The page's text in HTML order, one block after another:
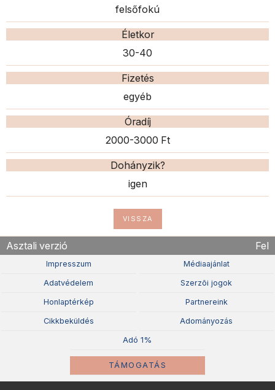
felsőfokú
Életkor
30-40
Fizetés
egyéb
Óradíj
2000-3000 Ft
Dohányzik?
igen
VISSZA
Asztali verzió Fel
Impresszum Médiaajánlat
Adatvédelem Szerzõi jogok
Honlaptérkép Partnereink
Cikkbeküldés Adományozás
Adó 1%
TÁMOGATÁS